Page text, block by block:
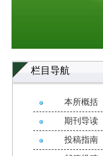
栏目导航
本所概括
期刊导读
投稿指南